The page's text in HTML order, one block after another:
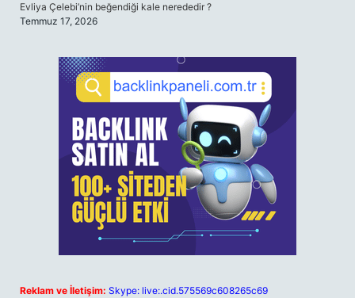
Evliya Çelebi’nin beğendiği kale nerededir ?
Temmuz 17, 2026
Reklam ve İletişim: Skype: live:.cid.575569c608265c69